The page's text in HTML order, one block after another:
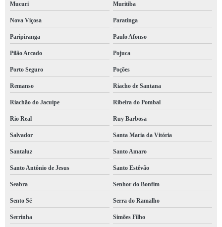
Mucuri Muritiba
Nova Viçosa Paratinga
Paripiranga Paulo Afonso
Pilão Arcado Pojuca
Porto Seguro Poções
Remanso Riacho de Santana
Riachão do Jacuípe Ribeira do Pombal
Rio Real Ruy Barbosa
Salvador Santa Maria da Vitória
Santaluz Santo Amaro
Santo Antônio de Jesus Santo Estêvão
Seabra Senhor do Bonfim
Sento Sé Serra do Ramalho
Serrinha Simões Filho